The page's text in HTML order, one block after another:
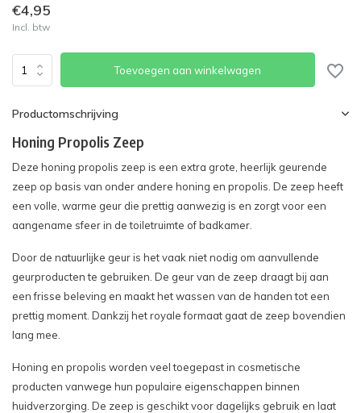
€4,95
Incl. btw
Toevoegen aan winkelwagen
Productomschrijving
Honing Propolis Zeep
Deze honing propolis zeep is een extra grote, heerlijk geurende
zeep op basis van onder andere honing en propolis. De zeep heeft
een volle, warme geur die prettig aanwezig is en zorgt voor een
aangename sfeer in de toiletruimte of badkamer.
Door de natuurlijke geur is het vaak niet nodig om aanvullende
geurproducten te gebruiken. De geur van de zeep draagt bij aan
een frisse beleving en maakt het wassen van de handen tot een
prettig moment. Dankzij het royale formaat gaat de zeep bovendien
lang mee.
Honing en propolis worden veel toegepast in cosmetische
producten vanwege hun populaire eigenschappen binnen
huidverzorging. De zeep is geschikt voor dagelijks gebruik en laat